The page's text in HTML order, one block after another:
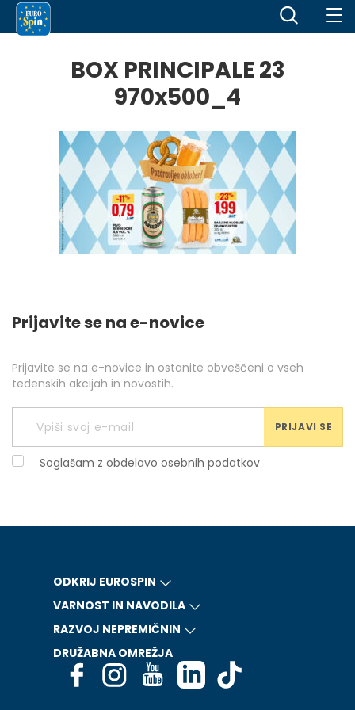
BOX PRINCIPALE 23
970x500_4
Prijavite se na e-novice
Prijavite se na e-novice in ostanite obveščeni o vseh
tedenskih akcijah in novostih.
PRIJAVI SE
Soglašam z obdelavo osebnih podatkov
ODKRIJ EUROSPIN
VARNOST IN NAVODILA
RAZVOJ NEPREMIČNIN
DRUŽABNA OMREŽJA